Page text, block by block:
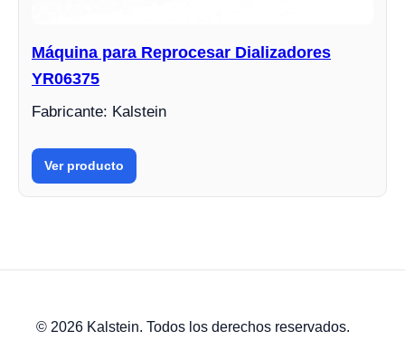
Máquina para Reprocesar Dializadores
YR06375
Fabricante: Kalstein
Ver producto
© 2026 Kalstein. Todos los derechos reservados.